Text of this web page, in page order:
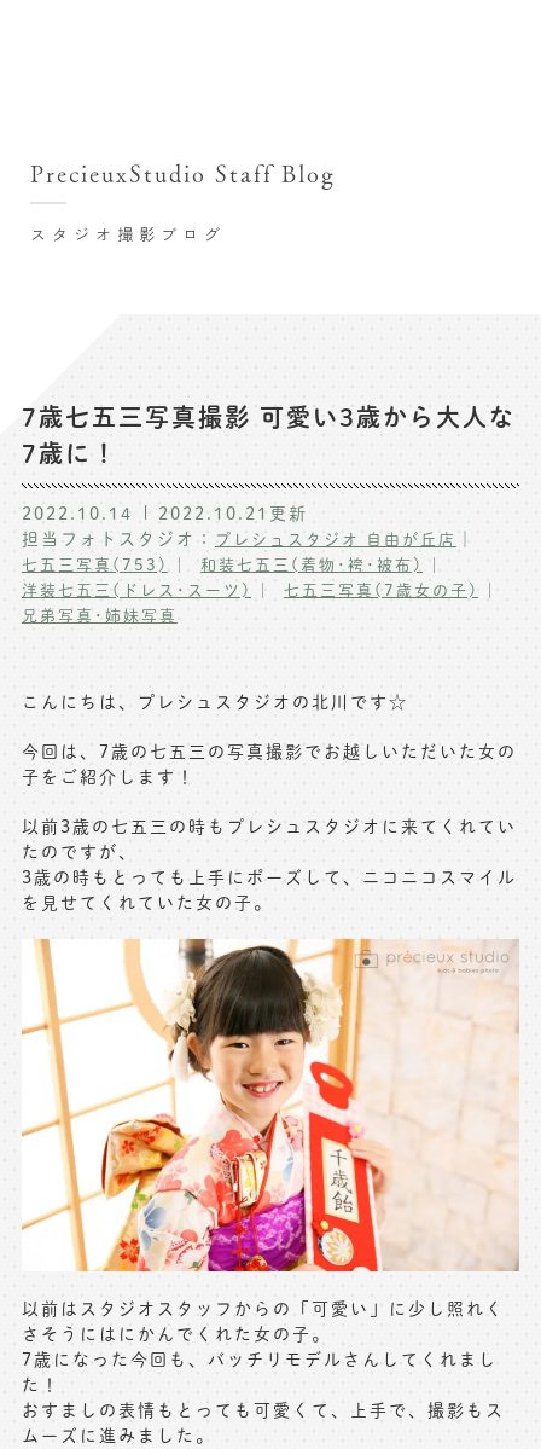
七五三お参り用着物レンタル
お宮参り写真撮影
ハーフバースデー撮影
卒業袴･卒業写真撮影
ハーフ成人式･10歳の祝い記念撮影
家族写真･記念写真撮影
ペット写真撮影
マタニティフォト撮影
フォトウェディング
よくある質問
写真商品一覧
出張撮影(鎌倉)
キャンペーン･限定プラン情報
料金シミュレーション
お問い合わせ窓口
店舗情報についてはお手数ですが
各店舗までお問い合わせください
toiawase@precieux-studio.com
※上記アドレスは総合窓口となります
[営業時間] 9:00～17:00
[定休日] 土日祝日
マイページへログインする
無料会員登録はこちら
スタジオ撮影ブログ
PrecieuxStudio Staff Blog
7歳七五三写真撮影 可愛い3歳から大人な
7歳に！
2022.10.14 2022.10.21 更新
担当フォトスタジオ： プレシュスタジオ 自由が丘店 ｜
七五三写真(753)
和装七五三(着物･袴･被布)
洋装七五三(ドレス･スーツ)
七五三写真(7歳女の子)
兄弟写真･姉妹写真
こんにちは、プレシュスタジオの北川です☆
今回は、7歳の七五三の写真撮影でお越しいただいた女の
子をご紹介します！
以前3歳の七五三の時もプレシュスタジオに来てくれてい
たのですが、
3歳の時もとっても上手にポーズして、ニコニコスマイル
を見せてくれていた女の子。
以前はスタジオスタッフからの「可愛い」に少し照れく
さそうにはにかんでくれた女の子。
7歳になった今回も、バッチリモデルさんしてくれまし
た！
おすましの表情もとっても可愛くて、上手で、撮影もス
ムーズに進みました。